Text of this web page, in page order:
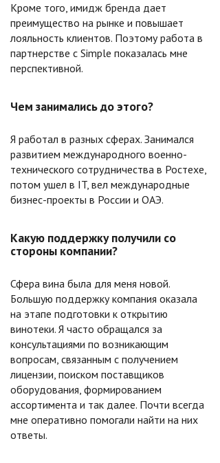
Кроме того, имидж бренда дает
преимущество на рынке и повышает
лояльность клиентов. Поэтому работа в
партнерстве с Simple показалась мне
перспективной.
Чем занимались до этого?
Я работал в разных сферах. Занимался
развитием международного военно-
технического сотрудничества в Ростехе,
потом ушел в IT, вел международные
бизнес-проекты в России и ОАЭ.
Какую поддержку получили со
стороны компании?
Сфера вина была для меня новой.
Большую поддержку компания оказала
на этапе подготовки к открытию
винотеки. Я часто обращался за
консультациями по возникающим
вопросам, связанным с получением
лицензии, поиском поставщиков
оборудования, формированием
ассортимента и так далее. Почти всегда
мне оперативно помогали найти на них
ответы.